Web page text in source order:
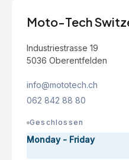
Moto-Tech
Industriestrasse 19
5036 Oberentfelden
info@mototech.ch
062 842 88 80
Geschlossen
Monday - Friday